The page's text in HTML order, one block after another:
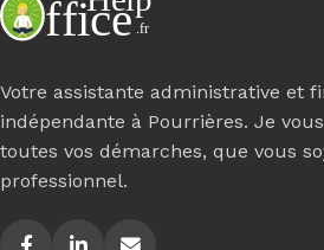
Votre assistante administrative et
indépendante à Pourrières. Je
toutes vos démarches, que vous
professionnel.